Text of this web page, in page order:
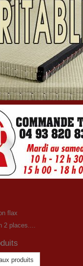
flax
2 places....
produits